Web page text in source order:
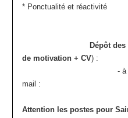
* Ponctualité et réactivité
Dépôt des
de motivation + CV) :
- à l’accueil des
mail :
Attention les postes pour